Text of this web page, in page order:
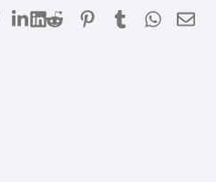
LinkedIn
Reddit PinterestTumblr